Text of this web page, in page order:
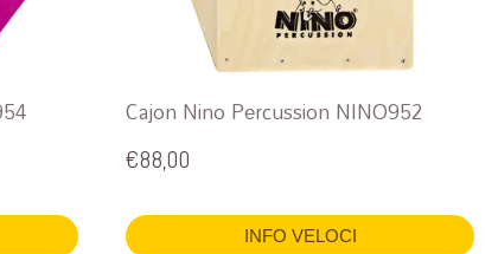
Cajon Nino Percussion NINO952
€88,00
INFO VELOCI